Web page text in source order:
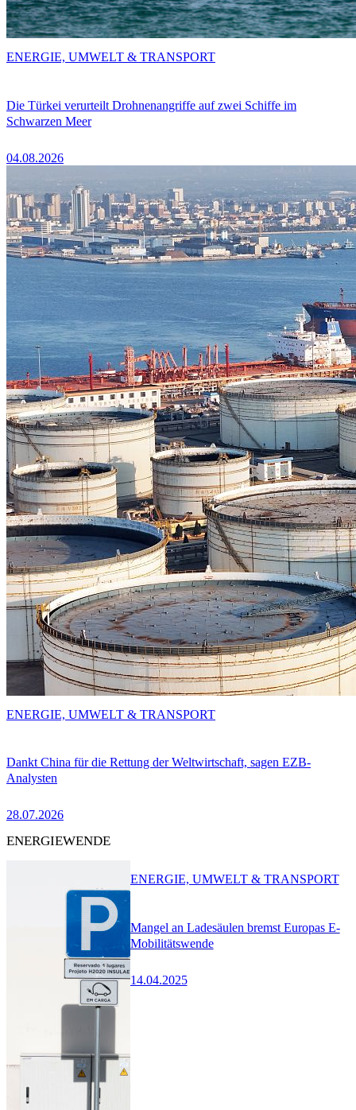
Die Türkei verurteilt Drohnenangriffe auf zwei Schiffe im
Schwarzen Meer
04.08.2026
ENERGIE, UMWELT & TRANSPORT
Dankt China für die Rettung der Weltwirtschaft, sagen EZB-
Analysten
28.07.2026
ENERGIE, UMWELT & TRANSPORT
ENERGIEWENDE
Mangel an Ladesäulen bremst Europas E-
Mobilitätswende
14.04.2025
ENERGIE, UMWELT & TRANSPORT